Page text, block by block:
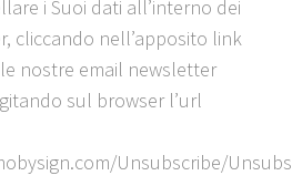
i Suoi dati all’interno dei
cliccando nell’apposito link
nostre email newsletter
sul browser l’url
Unsubscribe/